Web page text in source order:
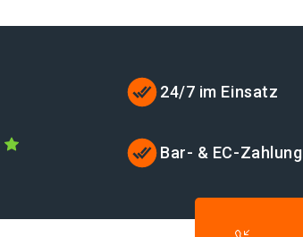
24/7 im Einsatz
Bar- & EC-Zahlung